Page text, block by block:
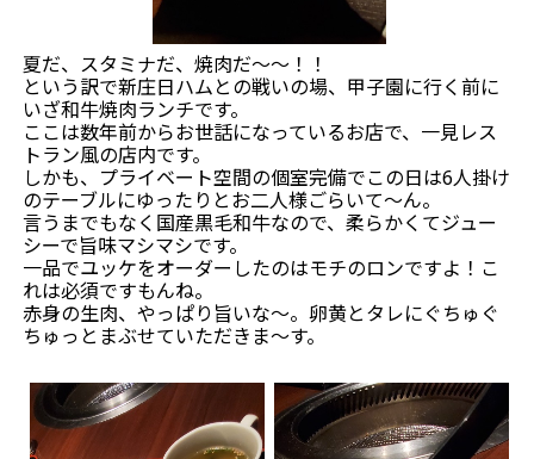
夏だ、スタミナだ、焼肉だ～～！！
という訳で新庄日ハムとの戦いの場、甲子園に行く前に
いざ和牛焼肉ランチです。
ここは数年前からお世話になっているお店で、一見レス
トラン風の店内です。
しかも、プライベート空間の個室完備でこの日は6人掛け
のテーブルにゆったりとお二人様ごらいて～ん。
言うまでもなく国産黒毛和牛なので、柔らかくてジュー
シーで旨味マシマシです。
一品でユッケをオーダーしたのはモチのロンですよ！こ
れは必須ですもんね。
赤身の生肉、やっぱり旨いな～。卵黄とタレにぐちゅぐ
ちゅっとまぶせていただきま～す。